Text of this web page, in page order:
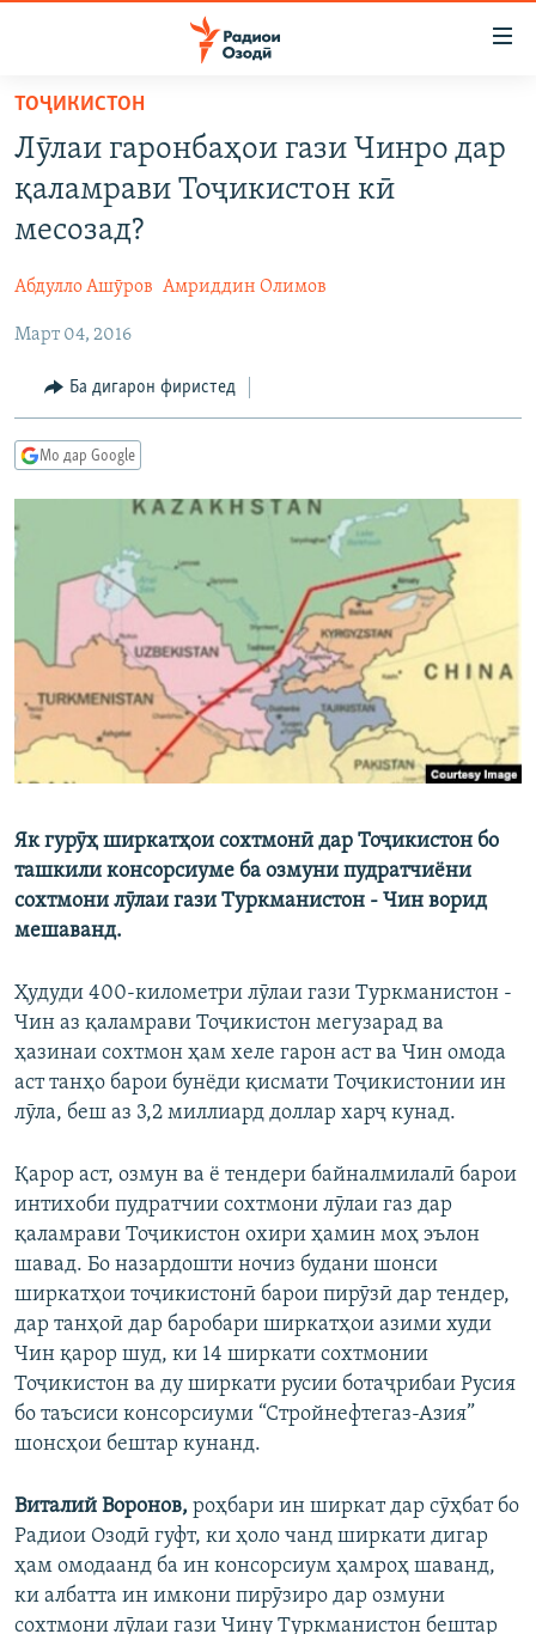
Ҷаҳиш
мояи
аслӣ
ба
феҳристи
Ҷаҳиш
ҷустор
ҚАЗИЯИ "КРОКУС"
ОСИЁИ МАРКАЗӢ
ФАРҲАНГ
ВАРЗИШ
ГАПИ ОЗОД
РӮЗГОРИ МУҲОҶИР
ТАҲҚИҚОТ
ҶАНГ ДАР УКРАИНА
НАЗАРИ МАРДУМ
ОЗОДӢ ОНЛАЙН
ВИДЕО
НИГОРИСТОН
ГУЗОРИШҲОИ РАДИОӢ
РӮЙХАТҲО
КИТОБҲОИ ОЗОДӢ
Русский
ПАЙГИРӢ КУНЕД
ТОҶИКИСТОН
Лӯлаи гаронбаҳои гази Чинро дар
қаламрави Тоҷикистон кӣ
месозад?
Абдулло Ашӯров Амриддин Олимов
Март 04, 2016
Ба дигарон фиристед
Мо дар Google
Як гурӯҳ ширкатҳои сохтмонӣ дар Тоҷикистон бо
ташкили консорсиуме ба озмуни пудратчиёни
сохтмони лӯлаи гази Туркманистон - Чин ворид
мешаванд.
Ҳудуди 400-километри лӯлаи гази Туркманистон -
Чин аз қаламрави Тоҷикистон мегузарад ва
ҳазинаи сохтмон ҳам хеле гарон аст ва Чин омода
аст танҳо барои бунёди қисмати Тоҷикистонии ин
лӯла, беш аз 3,2 миллиард доллар харҷ кунад.
Қарор аст, озмун ва ё тендери байналмилалӣ барои
интихоби пудратчии сохтмони лӯлаи газ дар
қаламрави Тоҷикистон охири ҳамин моҳ эълон
шавад. Бо назардошти ночиз будани шонси
ширкатҳои тоҷикистонӣ барои пирӯзӣ дар тендер,
дар танҳоӣ дар баробари ширкатҳои азими худи
Чин қарор шуд, ки 14 ширкати сохтмонии
Тоҷикистон ва ду ширкати русии ботаҷрибаи Русия
бо таъсиси консорсиуми “Стройнефтегаз-Азия”
шонсҳои бештар кунанд.
Виталий Воронов, роҳбари ин ширкат дар сӯҳбат бо
Радиои Озодӣ гуфт, ки ҳоло чанд ширкати дигар
ҳам омодаанд ба ин консорсиум ҳамроҳ шаванд,
ки албатта ин имкони пирӯзиро дар озмуни
сохтмони лӯлаи гази Чину Туркманистон бештар